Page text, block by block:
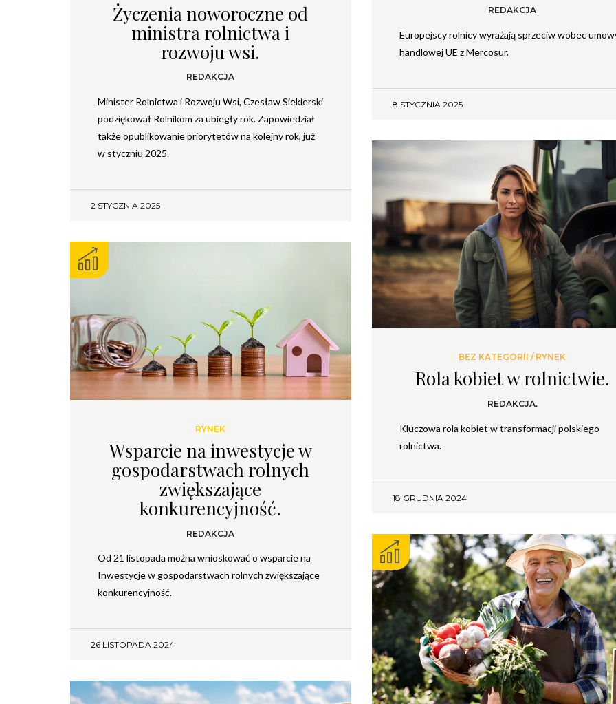
REDAKCJA
Europejscy rolnicy wyrażają sprzeciw wobec
handlowej UE z Mercosur.
8 STYCZNIA 2025
Życzenia noworoczne od
ministra rolnictwa i
rozwoju wsi.
REDAKCJA
Minister Rolnictwa i Rozwoju Wsi, Czesław Siekierski
podziękował Rolnikom za ubiegły rok. Zapowiedział
także opublikowanie priorytetów na kolejny rok, już
w styczniu 2025.
2 STYCZNIA 2025
BEZ KATEGORII / RYNEK
Rola kobiet w rolnictwie.
REDAKCJA.
Kluczowa rola kobiet w transformacji polskiego
rolnictwa.
18 GRUDNIA 2024
RYNEK
Wsparcie na inwestycje w
gospodarstwach rolnych
zwiększające
konkurencyjność.
REDAKCJA
Od 21 listopada można wnioskować o wsparcie na
Inwestycje w gospodarstwach rolnych zwiększające
konkurencyjność.
26 LISTOPADA 2024